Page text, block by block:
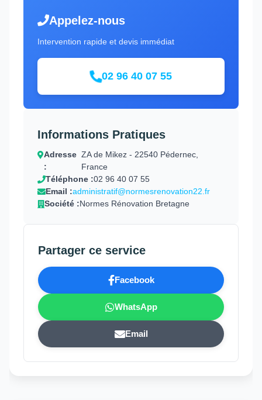
Appelez-nous
Intervention rapide et devis immédiat
02 96 40 07 55
Informations Pratiques
Adresse
:
ZA de Mikez - 22540 Pédernec,
France
Téléphone :02 96 40 07 55
Email :administratif@normesrenovation22.fr
Société :Normes Rénovation Bretagne
Partager ce service
Facebook
WhatsApp
Email